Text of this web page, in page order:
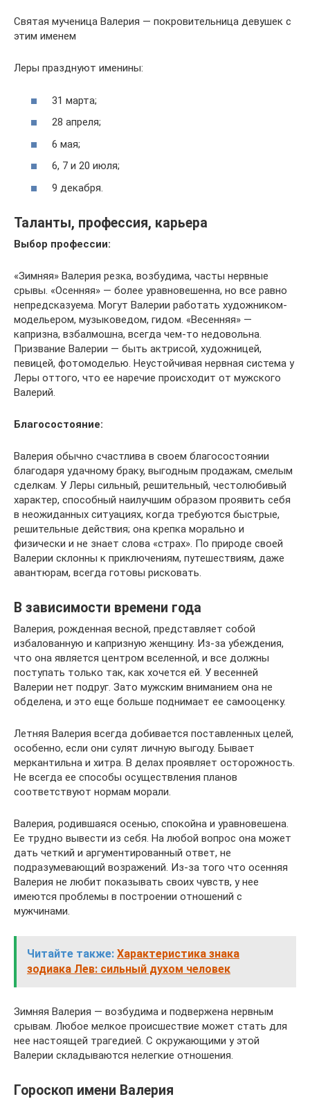
Святая мученица Валерия — покровительница девушек с
этим именем
Леры празднуют именины:
31 марта;
28 апреля;
6 мая;
6, 7 и 20 июля;
9 декабря.
Таланты, профессия, карьера
Выбор профессии:
«Зимняя» Валерия резка, возбудима, часты нервные
срывы. «Осенняя» — более уравновешенна, но все равно
непредсказуема. Могут Валерии работать художником-
модельером, музыковедом, гидом. «Весенняя» —
капризна, взбалмошна, всегда чем-то недовольна.
Призвание Валерии — быть актрисой, художницей,
певицей, фотомоделью. Неустойчивая нервная система у
Леры оттого, что ее наречие происходит от мужского
Валерий.
Благосостояние:
Валерия обычно счастлива в своем благосостоянии
благодаря удачному браку, выгодным продажам, смелым
сделкам. У Леры сильный, решительный, честолюбивый
характер, способный наилучшим образом проявить себя
в неожиданных ситуациях, когда требуются быстрые,
решительные действия; она крепка морально и
физически и не знает слова «страх». По природе своей
Валерии склонны к приключениям, путешествиям, даже
авантюрам, всегда готовы рисковать.
В зависимости времени года
Валерия, рожденная весной, представляет собой
избалованную и капризную женщину. Из-за убеждения,
что она является центром вселенной, и все должны
поступать только так, как хочется ей. У весенней
Валерии нет подруг. Зато мужским вниманием она не
обделена, и это еще больше поднимает ее самооценку.
Летняя Валерия всегда добивается поставленных целей,
особенно, если они сулят личную выгоду. Бывает
меркантильна и хитра. В делах проявляет осторожность.
Не всегда ее способы осуществления планов
соответствуют нормам морали.
Валерия, родившаяся осенью, спокойна и уравновешена.
Ее трудно вывести из себя. На любой вопрос она может
дать четкий и аргументированный ответ, не
подразумевающий возражений. Из-за того что осенняя
Валерия не любит показывать своих чувств, у нее
имеются проблемы в построении отношений с
мужчинами.
Читайте также: Характеристика знака
зодиака Лев: сильный духом человек
Зимняя Валерия — возбудима и подвержена нервным
срывам. Любое мелкое происшествие может стать для
нее настоящей трагедией. С окружающими у этой
Валерии складываются нелегкие отношения.
Гороскоп имени Валерия